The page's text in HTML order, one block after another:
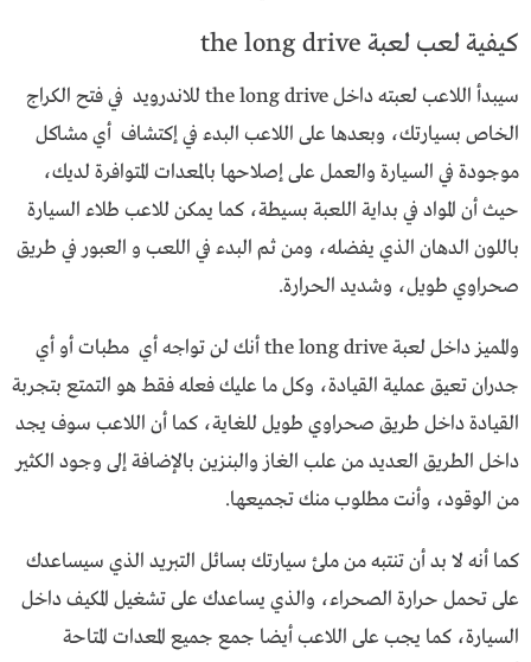
كيفية لعب لعبة the long drive
سيبدأ اللاعب لعبته داخل the long drive للاندرويد في فتح الكراج
الخاص بسيارتك، وبعدها على اللاعب البدء في إكتشاف أي مشاكل
موجودة في السيارة والعمل على إصلاحها بالمعدات المتوافرة لديك،
حيث أن المواد في بداية اللعبة بسيطة، كما يمكن للاعب طلاء السيارة
باللون الدهان الذي يفضله، ومن ثم البدء في اللعب و العبور في طريق
صحراوي طويل، وشديد الحرارة.
والمميز داخل لعبة the long drive أنك لن تواجه أي مطبات أو أي
جدران تعيق عملية القيادة، وكل ما عليك فعله فقط هو التمتع بتجربة
القيادة داخل طريق صحراوي طويل للغاية، كما أن اللاعب سوف يجد
داخل الطريق العديد من علب الغاز والبنزين بالإضافة إلى وجود الكثير
من الوقود، وأنت مطلوب منك تجميعها.
كما أنه لا بد أن تنتبه من ملئ سيارتك بسائل التبريد الذي سيساعدك
على تحمل حرارة الصحراء، والذي يساعدك على تشغيل المكيف داخل
السيارة، كما يجب على اللاعب أيضا جمع جميع المعدات المتاحة